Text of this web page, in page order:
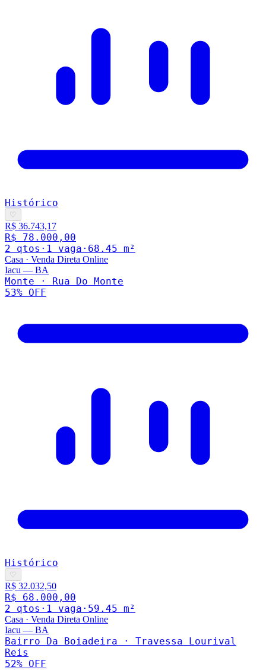
Histórico
♡
R$ 36.743,17
R$ 78.000,00
2 qtos · 1 vaga · 68.45 m²
Casa · Venda Direta Online
Iacu — BA
Monte · Rua Do Monte
53% OFF
Histórico
♡
R$ 32.032,50
R$ 68.000,00
2 qtos · 1 vaga · 59.45 m²
Casa · Venda Direta Online
Iacu — BA
Bairro Da Boiadeira · Travessa Lourival
Reis
52% OFF